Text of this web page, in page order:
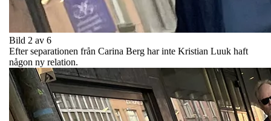
Bild 2 av 6
Efter separationen från Carina Berg har inte Kristian Luuk haft
någon ny relation.